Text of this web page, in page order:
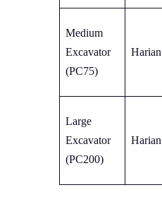
Medium
Excavator
(PC75)
Harian
Large
Excavator
(PC200)
Harian